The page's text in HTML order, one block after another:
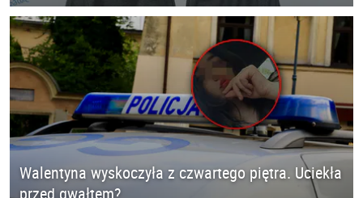
Walentyna wyskoczyła z czwartego piętra. Uciekła
przed gwałtem?